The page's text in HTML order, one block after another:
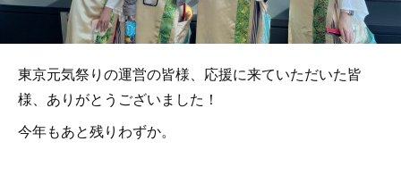
東京元気祭りの運営の皆様、応援に来ていただいた皆
様、ありがとうございました！
今年もあと残りわずか。